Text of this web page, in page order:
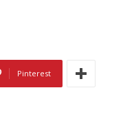
Pinterest